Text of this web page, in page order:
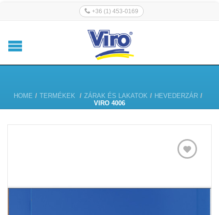
+36 (1) 453-0169
HOME / TERMÉKEK / ZÁRAK ÉS LAKATOK / HEVEDERZÁR /
VIRO 4006